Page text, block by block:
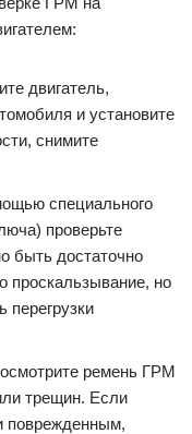
двигатель,
и установите
снимите
специального
проверьте
быть достаточно
проскальзывание, но
перегрузки
ремень ГРМ
трещин. Если
поврежденным,